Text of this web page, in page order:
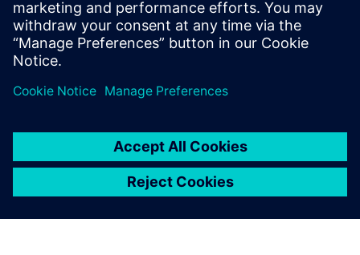
3D інвентаризаційна документація та управління
даними (лише німецька мова)